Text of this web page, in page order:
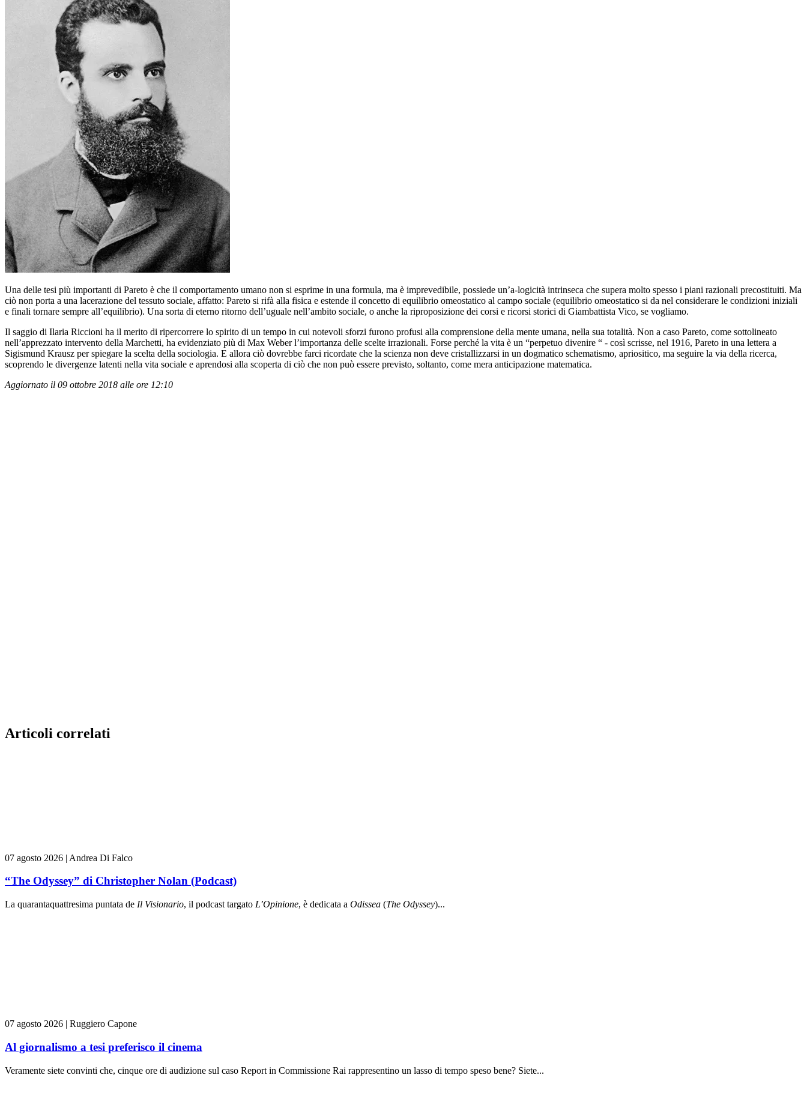
Una delle tesi più importanti di Pareto è che il comportamento umano non si esprime in una formula, ma è imprevedibile, possiede un’a-logicità intrinseca che supera molto spesso i piani razionali precostituiti. Ma
ciò non porta a una lacerazione del tessuto sociale, affatto: Pareto si rifà alla fisica e estende il concetto di equilibrio omeostatico al campo sociale (equilibrio omeostatico si da nel considerare le condizioni iniziali
e finali tornare sempre all’equilibrio). Una sorta di eterno ritorno dell’uguale nell’ambito sociale, o anche la riproposizione dei corsi e ricorsi storici di Giambattista Vico, se vogliamo.
Il saggio di Ilaria Riccioni ha il merito di ripercorrere lo spirito di un tempo in cui notevoli sforzi furono profusi alla comprensione della mente umana, nella sua totalità. Non a caso Pareto, come sottolineato
nell’apprezzato intervento della Marchetti, ha evidenziato più di Max Weber l’importanza delle scelte irrazionali. Forse perché la vita è un “perpetuo divenire “ - così scrisse, nel 1916, Pareto in una lettera a
Sigismund Krausz per spiegare la scelta della sociologia. E allora ciò dovrebbe farci ricordate che la scienza non deve cristallizzarsi in un dogmatico schematismo, apriositico, ma seguire la via della ricerca,
scoprendo le divergenze latenti nella vita sociale e aprendosi alla scoperta di ciò che non può essere previsto, soltanto, come mera anticipazione matematica.
Aggiornato il 09 ottobre 2018 alle ore 12:10
Articoli correlati
07 agosto 2026 | Andrea Di Falco
“The Odyssey” di Christopher Nolan (Podcast)
La quarantaquattresima puntata de Il Visionario, il podcast targato L’Opinione, è dedicata a Odissea (The Odyssey)...
07 agosto 2026 | Ruggiero Capone
Al giornalismo a tesi preferisco il cinema
Veramente siete convinti che, cinque ore di audizione sul caso Report in Commissione Rai rappresentino un lasso di tempo speso bene? Siete...